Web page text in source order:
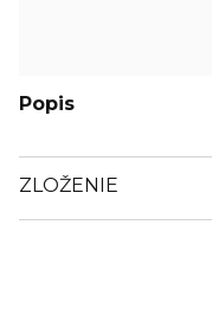
Popis
ZLOŽENIE